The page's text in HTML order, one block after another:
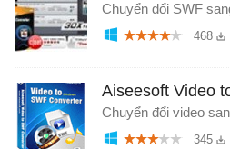
Chuyển đổi SWF
468
Aiseesoft Video
Chuyển đổi video
345